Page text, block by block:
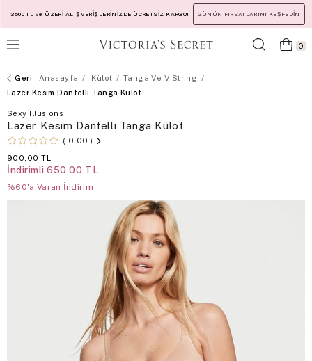
3500 TL ve ÜZERİ ALIŞVERİŞLERİNİZDE ÜCRETSİZ KARGO! GÜNÜN FIRSATLARINI KEŞFEDİN
0
Anasayfa Külot
Tanga Ve V-String
Lazer Kesim Dantelli Tanga Külot
Sexy Illusions
Lazer Kesim Dantelli Tanga Külot
0,00
900,00 TL
İndirimli 650,00 TL
%60'a Varan İndirim